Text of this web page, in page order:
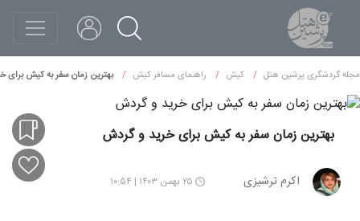
مجله گردشگری پرشین هتل کیش راهنمای مسافر کیش بهترین زمان سفر به کیش برای
بهترین زمان سفر به کیش برای خرید و گردش
اکرم ترشیزی ۲۵ بهمن ۱۴۰۳ | ۱۰:۵۴